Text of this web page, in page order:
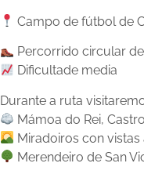
Campo de fútbol de
Percorrido circular
Dificultade media
Durante a ruta
Mámoa do Rei,
Miradoiros con vistas
Merendeiro de San